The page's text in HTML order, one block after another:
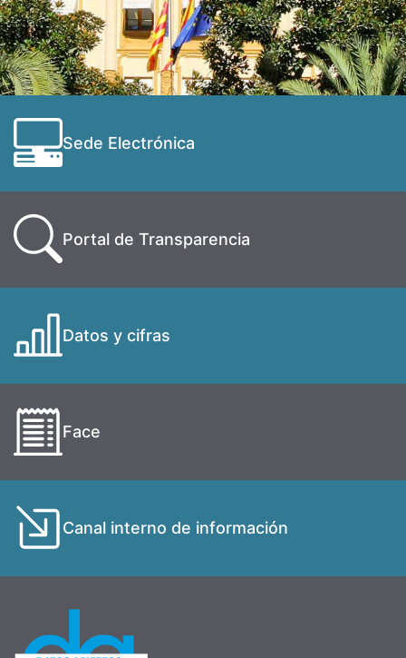
Sede Electrónica
Portal de Transparencia
Datos y cifras
Face
Canal interno de información